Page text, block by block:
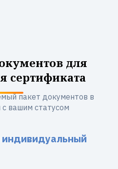
для
сертификата
пакет документов в
с вашим статусом